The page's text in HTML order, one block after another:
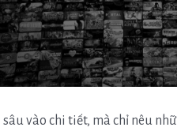
vào chi tiết, mà chỉ nêu